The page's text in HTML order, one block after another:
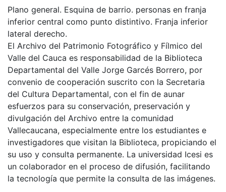
Plano general. Esquina de barrio. personas en franja
inferior central como punto distintivo. Franja inferior
lateral derecho.
El Archivo del Patrimonio Fotográfico y Fílmico del
Valle del Cauca es responsabilidad de la Biblioteca
Departamental del Valle Jorge Garcés Borrero, por
convenio de cooperación suscrito con la Secretaria
del Cultura Departamental, con el fin de aunar
esfuerzos para su conservación, preservación y
divulgación del Archivo entre la comunidad
Vallecaucana, especialmente entre los estudiantes e
investigadores que visitan la Biblioteca, propiciando el
su uso y consulta permanente. La universidad Icesi es
un colaborador en el proceso de difusión, facilitando
la tecnología que permite la consulta de las imágenes.